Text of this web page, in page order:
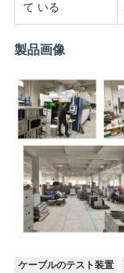
PRIVACY
POLICY
て いる
製品画像
ケーブルのテスト装置